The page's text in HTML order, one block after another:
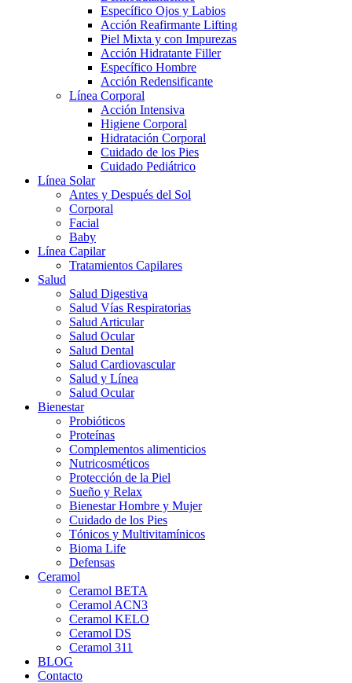
Específico Ojos y Labios
Acción Reafirmante Lifting
Piel Mixta y con Impurezas
Acción Hidratante Filler
Específico Hombre
Acción Redensificante
Línea Corporal
Acción Intensiva
Higiene Corporal
Hidratación Corporal
Cuidado de los Pies
Cuidado Pediátrico
Línea Solar
Antes y Después del Sol
Corporal
Facial
Baby
Línea Capilar
Tratamientos Capilares
Salud
Salud Digestiva
Salud Vías Respiratorias
Salud Articular
Salud Ocular
Salud Dental
Salud Cardiovascular
Salud y Línea
Salud Ocular
Bienestar
Probióticos
Proteínas
Complementos alimenticios
Nutricosméticos
Protección de la Piel
Sueño y Relax
Bienestar Hombre y Mujer
Cuidado de los Pies
Tónicos y Multivitamínicos
Bioma Life
Defensas
Ceramol
Ceramol BETA
Ceramol ACN3
Ceramol KELO
Ceramol DS
Ceramol 311
BLOG
Contacto